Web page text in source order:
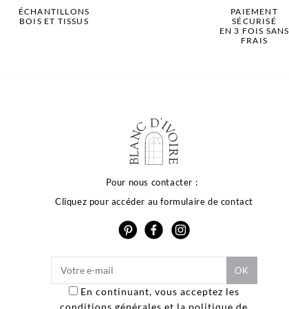
ÉCHANTILLONS
BOIS ET TISSUS
PAIEMENT
SÉCURISÉ
EN 3 FOIS SANS
FRAIS
Pour nous contacter :
Cliquez pour accéder au formulaire de contact
En continuant, vous acceptez les
conditions générales et la politique de